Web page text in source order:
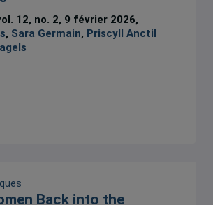
12, no. 2, 9 février 2026,
, Sara Germain, Priscyll Anctil
Back into the